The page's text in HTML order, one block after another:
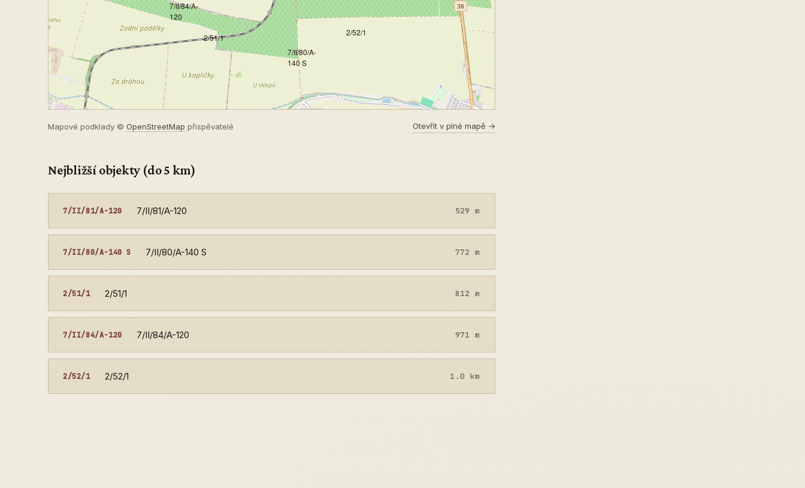
7/II/80/A-
140 S
2/51/1
7/II/84/A-
120
2/52/1
Mapové podklady © OpenStreetMap přispěvatelé Otevřít v plné mapě →
Nejbližší objekty (do 5 km)
7/II/81/A-120 7/II/81/A-120 529 m
7/II/80/A-140 S 7/II/80/A-140 S 772 m
2/51/1 2/51/1 812 m
7/II/84/A-120 7/II/84/A-120 971 m
2/52/1 2/52/1 1.0 km